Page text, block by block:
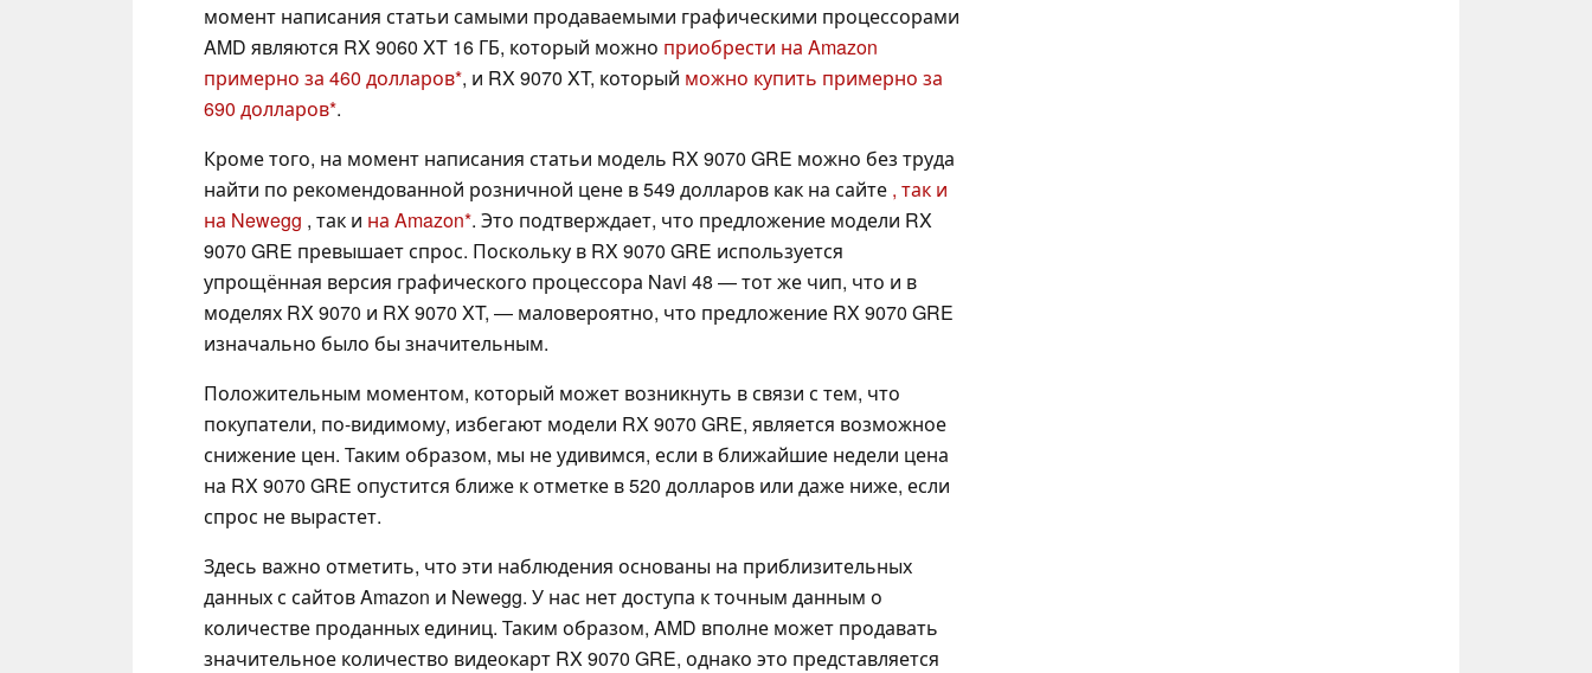
момент написания статьи самыми продаваемыми графическими процессорами
AMD являются RX 9060 XT 16 ГБ, который можно приобрести на Amazon
примерно за 460 долларов , и RX 9070 XT, который можно купить примерно за
690 долларов .
Кроме того, на момент написания статьи модель RX 9070 GRE можно без труда
найти по рекомендованной розничной цене в 549 долларов как на сайте , так и
на Newegg , так и на Amazon . Это подтверждает, что предложение модели RX
9070 GRE превышает спрос. Поскольку в RX 9070 GRE используется
упрощённая версия графического процессора Navi 48 — тот же чип, что и в
моделях RX 9070 и RX 9070 XT, — маловероятно, что предложение RX 9070 GRE
изначально было бы значительным.
Положительным моментом, который может возникнуть в связи с тем, что
покупатели, по-видимому, избегают модели RX 9070 GRE, является возможное
снижение цен. Таким образом, мы не удивимся, если в ближайшие недели цена
на RX 9070 GRE опустится ближе к отметке в 520 долларов или даже ниже, если
спрос не вырастет.
Здесь важно отметить, что эти наблюдения основаны на приблизительных
данных с сайтов Amazon и Newegg. У нас нет доступа к точным данным о
количестве проданных единиц. Таким образом, AMD вполне может продавать
значительное количество видеокарт RX 9070 GRE, однако это представляется